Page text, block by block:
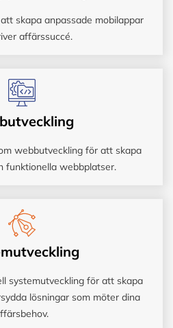
skapa anpassade mobilappar
affärssuccé.
webbutveckling för att skapa
funktionella webbplatser.
systemutveckling för att skapa
lösningar som möter dina